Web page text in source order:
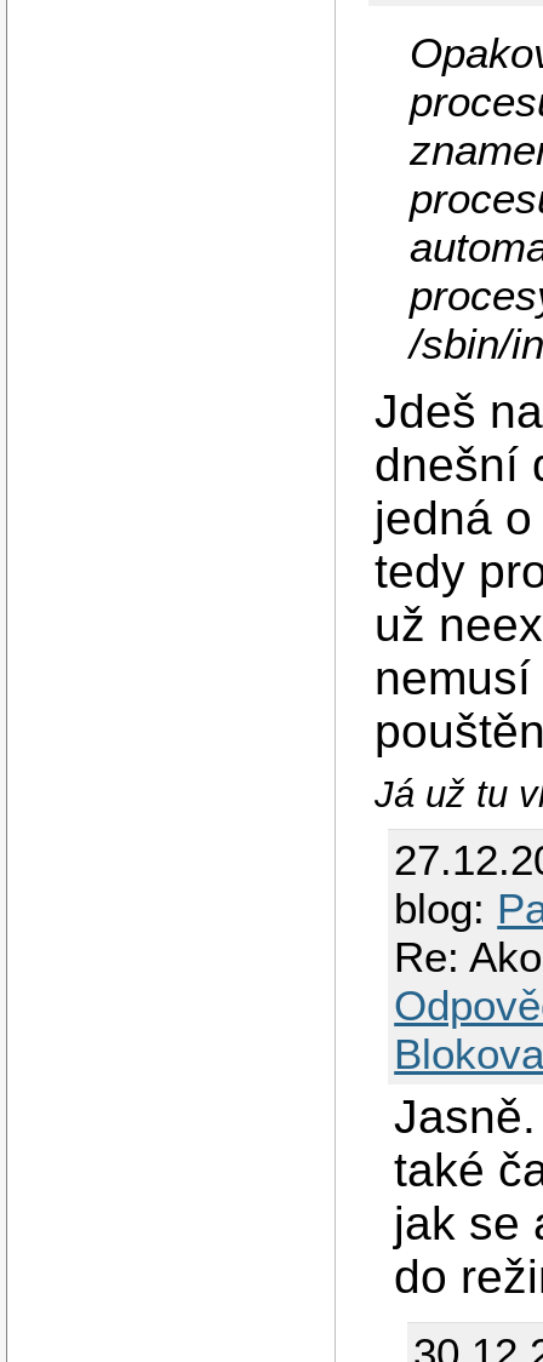
/sbin/
Jdeš
dnešní
jedná
tedy
už
Já už tu
blog:
Re:
také
jak se
do